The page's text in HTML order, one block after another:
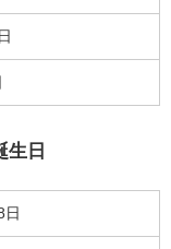
生日
日